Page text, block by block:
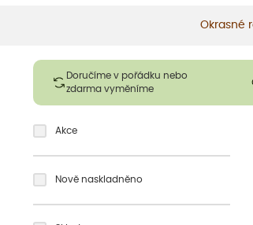
Okrasné
Doručíme v pořádku nebo
zdarma vyměníme
Akce
Nově naskladněno